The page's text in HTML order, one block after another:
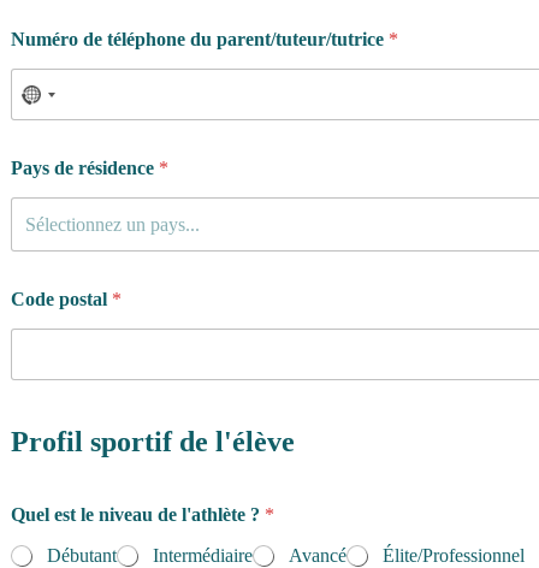
Numéro de téléphone du parent/tuteur/tutrice *
Pays de résidence *
Sélectionnez un pays...
Code postal *
Profil sportif de l'élève
Quel est le niveau de l'athlète ? *
Débutant
Intermédiaire Avancé Élite/Professionnel